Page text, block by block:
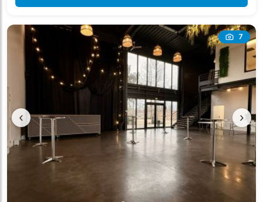
7
‹ ›